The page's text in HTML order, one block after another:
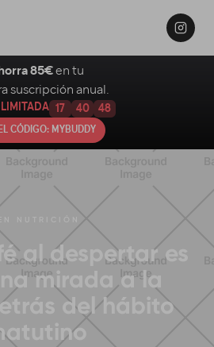
al despertar es
mirada a la
del hábito
85€ en tu
suscripción anual.
17 40 47
CÓDIGO: MYBUDDY